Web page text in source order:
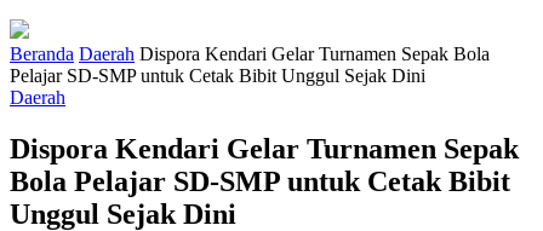
Beranda Daerah Dispora Kendari Gelar Turnamen Sepak Bola
Pelajar SD-SMP untuk Cetak Bibit Unggul Sejak Dini
Daerah
Dispora Kendari Gelar Turnamen Sepak
Bola Pelajar SD-SMP untuk Cetak Bibit
Unggul Sejak Dini